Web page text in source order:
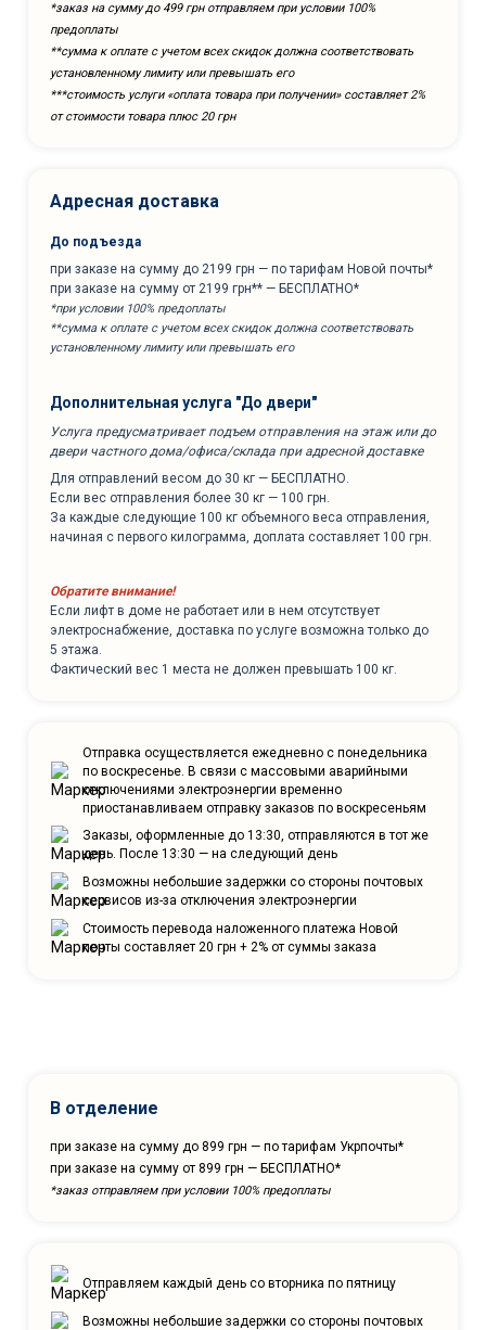
*заказ на сумму до 499 грн отправляем при условии 100%
предоплаты
**сумма к оплате с учетом всех скидок должна соответствовать
установленному лимиту или превышать его
***cтоимость услуги «оплата товара при получении» составляет 2%
от стоимости товара плюс 20 грн
Адресная доставка
До подъезда
при заказе на сумму до 2199 грн — по тарифам Новой почты*
при заказе на сумму от 2199 грн** — БЕСПЛАТНО*
*при условии 100% предоплаты
**сумма к оплате с учетом всех скидок должна соответствовать
установленному лимиту или превышать его
Дополнительная услуга "До двери"
Услуга предусматривает подъем отправления на этаж или до
двери частного дома/офиса/склада при адресной доставке
Для отправлений весом до 30 кг — БЕСПЛАТНО.
Если вес отправления более 30 кг — 100 грн.
За каждые следующие 100 кг объемного веса отправления,
начиная с первого килограмма, доплата составляет 100 грн.
Обратите внимание!
Если лифт в доме не работает или в нем отсутствует
электроснабжение, доставка по услуге возможна только до
5 этажа.
Фактический вес 1 места не должен превышать 100 кг.
Отправка осуществляется ежедневно с понедельника
по воскресенье. В связи с массовыми аварийными
отключениями электроэнергии временно
приостанавливаем отправку заказов по воскресеньям
Заказы, оформленные до 13:30, отправляются в тот же
день. После 13:30 — на следующий день
Возможны небольшие задержки со стороны почтовых
сервисов из-за отключения электроэнергии
Стоимость перевода наложенного платежа Новой
почты составляет 20 грн + 2% от суммы заказа
В отделение
при заказе на сумму до 899 грн — по тарифам Укрпочты*
при заказе на сумму от 899 грн — БЕСПЛАТНО*
*заказ отправляем при условии 100% предоплаты
Отправляем каждый день со вторника по пятницу
Возможны небольшие задержки со стороны почтовых